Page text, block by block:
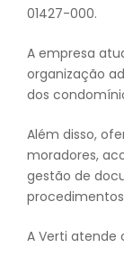
01427-000.
A empresa
organização
dos
Além disso,
moradores,
gestão de
A Verti atende